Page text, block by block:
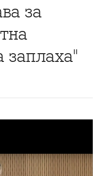
за
заплаха"